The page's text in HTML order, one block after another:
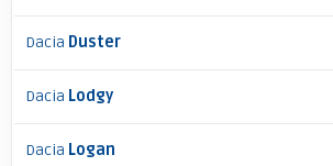
Dacia Duster
Dacia Lodgy
Dacia Logan